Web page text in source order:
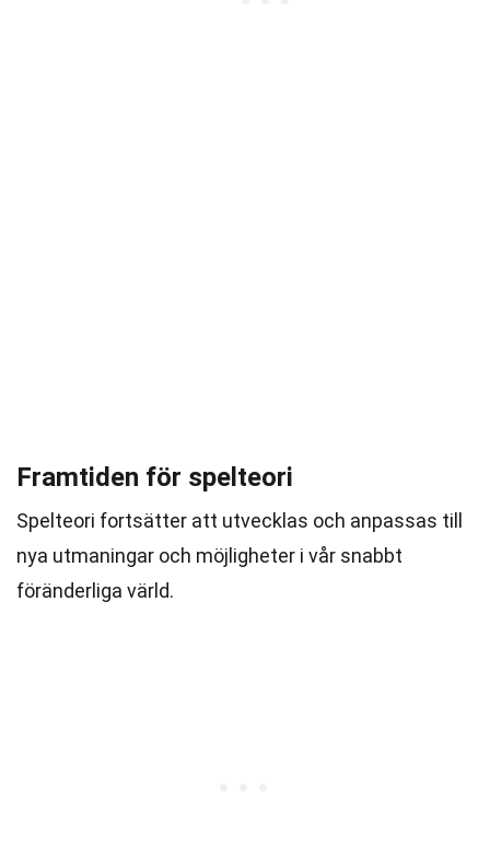
Framtiden för spelteori
Spelteori fortsätter att utvecklas och anpassas till
nya utmaningar och möjligheter i vår snabbt
föränderliga värld.